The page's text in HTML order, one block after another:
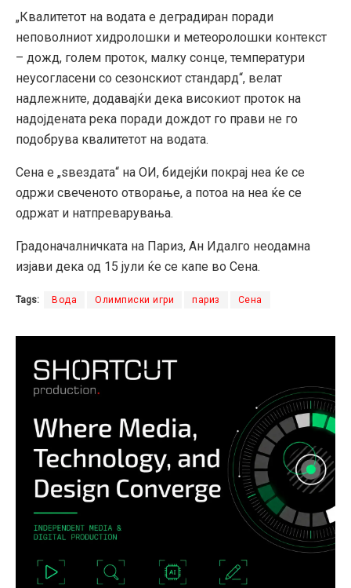
„Квалитетот на водата е деградиран поради
неповолниот хидролошки и метеоролошки контекст
– дожд, голем проток, малку сонце, температури
неусогласени со сезонскиот стандард“, велат
надлежните, додавајќи дека високиот проток на
надојдената река поради дождот го прави не го
подобрува квалитетот на водата.
Сена е „ѕвездата“ на ОИ, бидејќи покрај неа ќе се
одржи свеченото отворање, а потоа на неа ќе се
одржат и натпреварувања.
Градоначалничката на Париз, Ан Идалго неодамна
изјави дека од 15 јули ќе се капе во Сена.
Tags: Вода Олимписки игри париз Сена